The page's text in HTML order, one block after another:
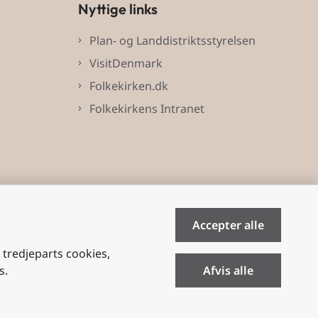
Nyttige links
Plan- og Landdistriktsstyrelsen
VisitDenmark
Folkekirken.dk
Folkekirkens Intranet
cookies,
Accepter alle
Afvis alle